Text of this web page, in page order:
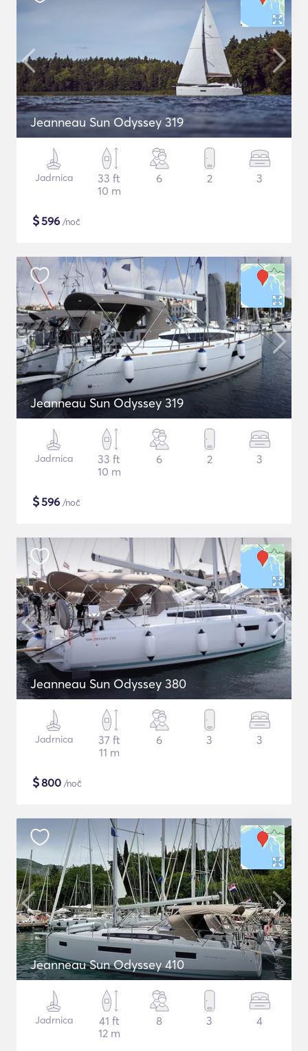
Jeanneau Sun Odyssey 319
Jadrnica
33 ft
10 m
6 2 3
$596 /noč
Jeanneau Sun Odyssey 319
Jadrnica
33 ft
10 m
6 2 3
$596 /noč
Jeanneau Sun Odyssey 380
Jadrnica
37 ft
11 m
6 3 3
$800 /noč
Jeanneau Sun Odyssey 410
Jadrnica
41 ft
12 m
8 3 4